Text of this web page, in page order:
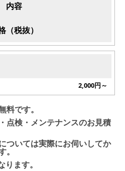
内容
（税抜）
2,000円～
料です。
点検・メンテナンスのお見積
ついては実際にお伺いしてか
。
ます。